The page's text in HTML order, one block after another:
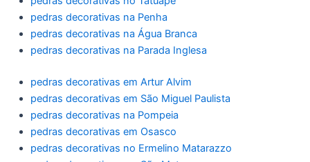
pedras decorativas na Penha
pedras decorativas na Água Branca
pedras decorativas na Parada Inglesa
pedras decorativas em Artur Alvim
pedras decorativas em São Miguel Paulista
pedras decorativas na Pompeia
pedras decorativas em Osasco
pedras decorativas no Ermelino Matarazzo